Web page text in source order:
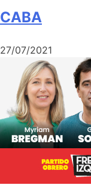
CABA
27/07/2021